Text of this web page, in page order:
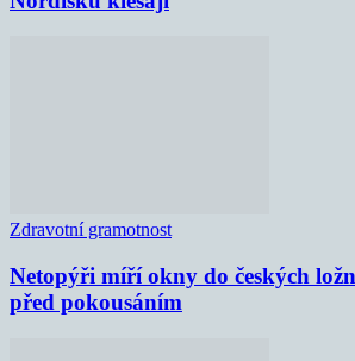
Zdravotní gramotnost
Netopýři míří okny do českých
před pokousáním